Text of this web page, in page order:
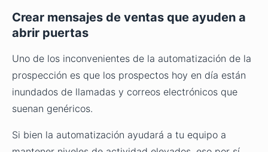
Crear mensajes de ventas que ayuden a
abrir puertas
Uno de los inconvenientes de la automatización de la
prospección es que los prospectos hoy en día están
inundados de llamadas y correos electrónicos que
suenan genéricos.
Si bien la automatización ayudará a tu equipo a